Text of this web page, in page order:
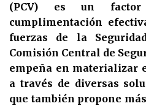
(PCV) es un
cumplimentación
fuerzas de la
Comisión Central de
empeña en materializar
a través de diversas
que también propone